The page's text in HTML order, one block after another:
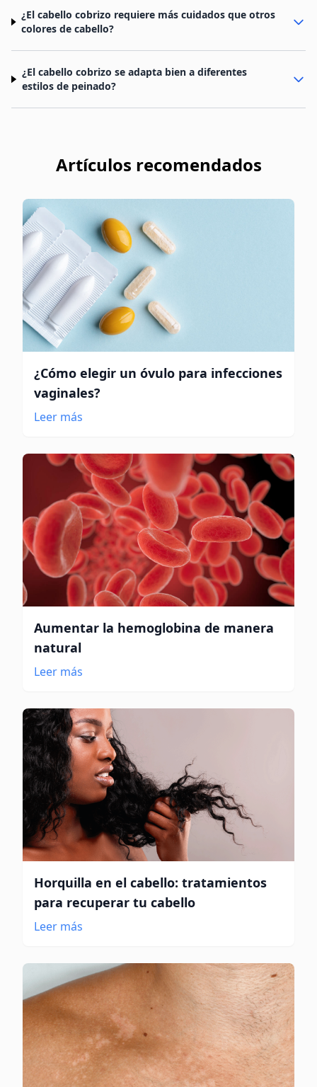
¿El cabello cobrizo requiere más cuidados que otros
colores de cabello?
¿El cabello cobrizo se adapta bien a diferentes
estilos de peinado?
Artículos recomendados
¿Cómo elegir un óvulo para infecciones
vaginales?
Leer más
Aumentar la hemoglobina de manera
natural
Leer más
Horquilla en el cabello: tratamientos
para recuperar tu cabello
Leer más